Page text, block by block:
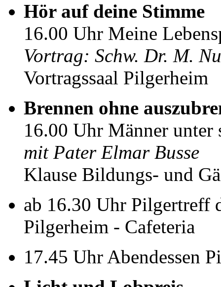
Hör auf deine Stimme
16.00 Uhr Meine
Vortrag: Schw. Dr. M.
Vortragssaal Pilgerheim
Brennen ohne
16.00 Uhr Männer unter
mit Pater Elmar Busse
Klause Bildungs- und
ab 16.30 Uhr Pilgertreff
Pilgerheim - Cafeteria
17.45 Uhr Abendessen